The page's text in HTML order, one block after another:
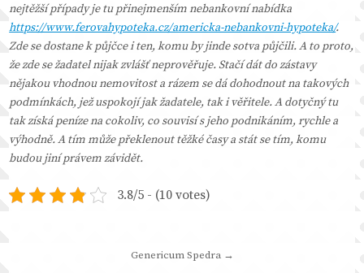
nejtěžší případy je tu přinejmenším nebankovní nabídka
https://www.ferovahypoteka.cz/americka-nebankovni-hypoteka/.
Zde se dostane k půjčce i ten, komu by jinde sotva půjčili. A to proto,
že zde se žadatel nijak zvlášť neprověřuje. Stačí dát do zástavy
nějakou vhodnou nemovitost a rázem se dá dohodnout na takových
podmínkách, jež uspokojí jak žadatele, tak i věřitele. A dotyčný tu
tak získá peníze na cokoliv, co souvisí s jeho podnikáním, rychle a
výhodně. A tím může překlenout těžké časy a stát se tím, komu
budou jiní právem závidět.
3.8/5 - (10 votes)
Genericum Spedra →